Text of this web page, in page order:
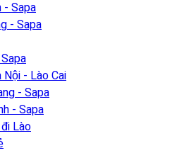
- Sapa
- Sapa
- Lào Cai
- Sapa
- Sapa
Lào